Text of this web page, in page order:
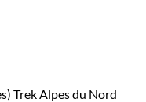
Trek Alpes du Nord